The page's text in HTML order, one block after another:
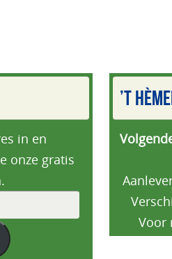
in en
onze gratis
’T
Voor